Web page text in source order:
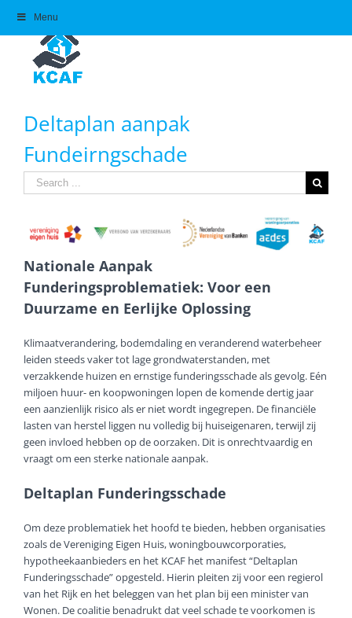
content
Deltaplan aanpak
Fundeirngschade
Search
for:
Nationale Aanpak
Funderingsproblematiek: Voor een
Duurzame en Eerlijke Oplossing
Klimaatverandering, bodemdaling en veranderend waterbeheer
leiden steeds vaker tot lage grondwaterstanden, met
verzakkende huizen en ernstige funderingsschade als gevolg. Eén
miljoen huur- en koopwoningen lopen de komende dertig jaar
een aanzienlijk risico als er niet wordt ingegrepen. De financiële
lasten van herstel liggen nu volledig bij huiseigenaren, terwijl zij
geen invloed hebben op de oorzaken. Dit is onrechtvaardig en
vraagt om een sterke nationale aanpak.
Deltaplan Funderingsschade
Om deze problematiek het hoofd te bieden, hebben organisaties
zoals de Vereniging Eigen Huis, woningbouwcorporaties,
hypotheekaanbieders en het KCAF het manifest “Deltaplan
Funderingsschade” opgesteld. Hierin pleiten zij voor een regierol
van het Rijk en het beleggen van het plan bij een minister van
Wonen. De coalitie benadrukt dat veel schade te voorkomen is
Menu